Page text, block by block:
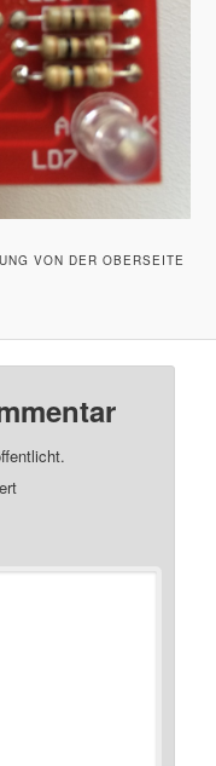
VON DER OBERSEITE